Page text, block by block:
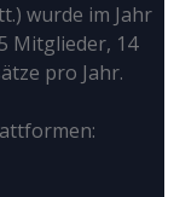
wurde im Jahr
Mitglieder, 14
pro Jahr.